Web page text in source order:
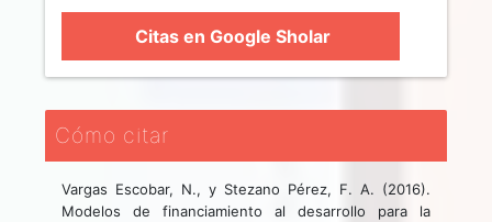
Citas en Google Sholar
Cómo citar
Vargas Escobar, N., y Stezano Pérez, F. A. (2016).
Modelos de financiamiento al desarrollo para la